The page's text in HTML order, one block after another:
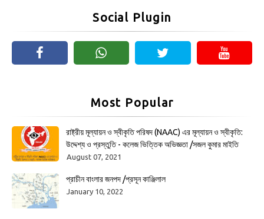
Social Plugin
Most Popular
রাষ্ট্রীয় মূল্যায়ন ও স্বীকৃতি পরিষদ (NAAC) এর মূল্যায়ন ও স্বীকৃতি:
উদ্দেশ্য ও প্রস্তুতি - কলেজ ভিত্তিক অভিজ্ঞতা /সজল কুমার মাইতি
August 07, 2021
প্রাচীন বাংলার জনপদ /প্রসূন কাঞ্জিলাল
January 10, 2022